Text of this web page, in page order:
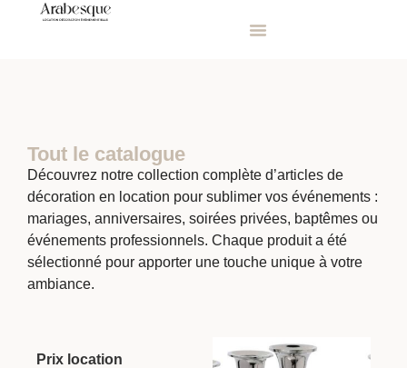
Tout le catalogue
Découvrez notre collection complète d’articles de
décoration en location pour sublimer vos événements :
mariages, anniversaires, soirées privées, baptêmes ou
événements professionnels. Chaque produit a été
sélectionné pour apporter une touche unique à votre
ambiance.
Prix location